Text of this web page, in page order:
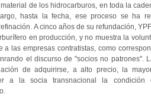
de los hidrocarburos, en toda la
hasta la fecha, ese proceso se ha
A cinco años de su refundación,
en producción, y no muestra la
las empresas contratistas, como
el discurso de "socios no patrones".
de adquirirse, a alto precio, la
a la socia transnacional la condición